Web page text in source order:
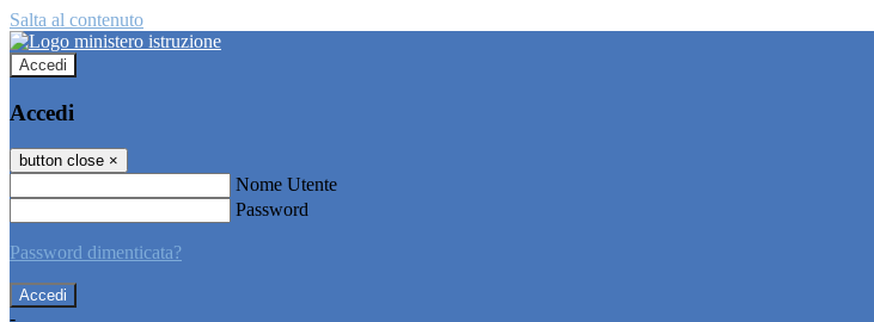
Salta al contenuto
Accedi
Accedi
button close ×
Nome Utente
Password
Password dimenticata?